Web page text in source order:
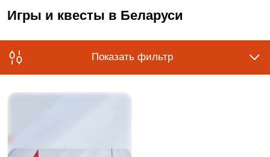
Игры и квесты в Беларуси
Показать фильтр